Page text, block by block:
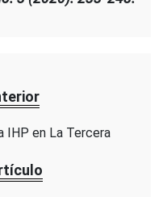
IHP en La Tercera